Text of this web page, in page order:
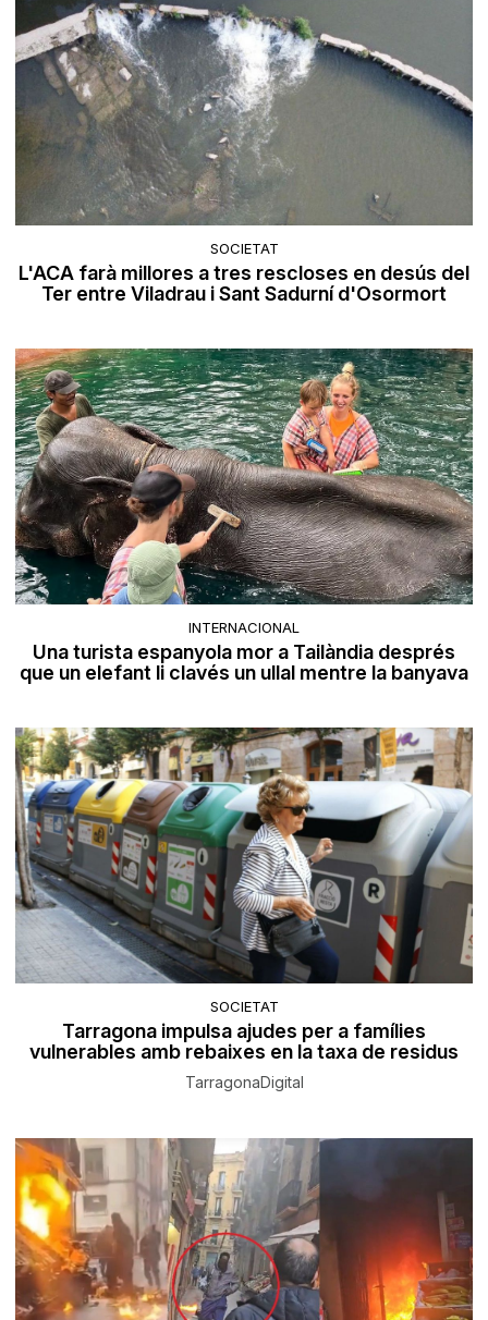
SOCIETAT
L'ACA farà millores a tres rescloses en desús del
Ter entre Viladrau i Sant Sadurní d'Osormort
INTERNACIONAL
Una turista espanyola mor a Tailàndia després
que un elefant li clavés un ullal mentre la banyava
SOCIETAT
Tarragona impulsa ajudes per a famílies
vulnerables amb rebaixes en la taxa de residus
TarragonaDigital